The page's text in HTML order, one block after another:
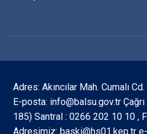
Adres: Akıncılar Mah. Cumalı
E-posta: info@balsu.gov.tr
185) Santral : 0266 202 10 10 ,
Adresimiz: baski@hs01.kep.tr